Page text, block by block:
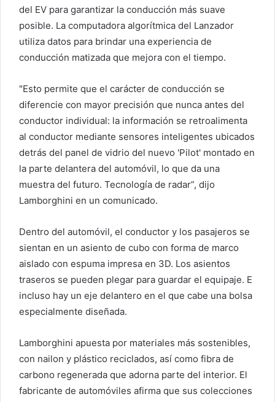
del EV para garantizar la conducción más suave
posible. La computadora algorítmica del Lanzador
utiliza datos para brindar una experiencia de
conducción matizada que mejora con el tiempo.
"Esto permite que el carácter de conducción se
diferencie con mayor precisión que nunca antes del
conductor individual: la información se retroalimenta
al conductor mediante sensores inteligentes ubicados
detrás del panel de vidrio del nuevo 'Pilot' montado en
la parte delantera del automóvil, lo que da una
muestra del futuro. Tecnología de radar”, dijo
Lamborghini en un comunicado.
Dentro del automóvil, el conductor y los pasajeros se
sientan en un asiento de cubo con forma de marco
aislado con espuma impresa en 3D. Los asientos
traseros se pueden plegar para guardar el equipaje. E
incluso hay un eje delantero en el que cabe una bolsa
especialmente diseñada.
Lamborghini apuesta por materiales más sostenibles,
con nailon y plástico reciclados, así como fibra de
carbono regenerada que adorna parte del interior. El
fabricante de automóviles afirma que sus colecciones